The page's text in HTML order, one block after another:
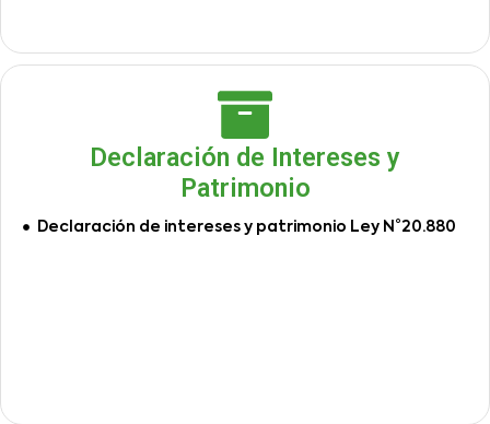
Declaración de Intereses y
Patrimonio
Declaración de intereses y patrimonio Ley N°20.880